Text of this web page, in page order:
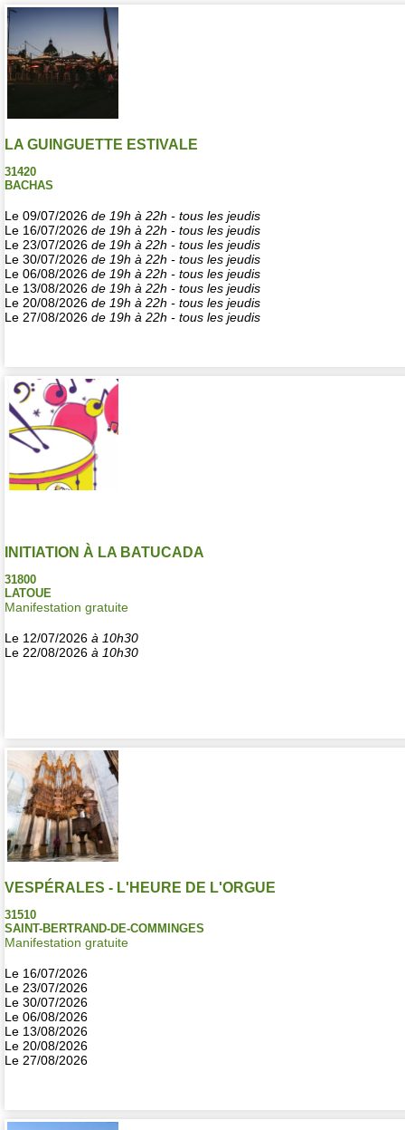
LA GUINGUETTE ESTIVALE
31420
BACHAS
Le 09/07/2026 de 19h à 22h - tous les jeudis
Le 16/07/2026 de 19h à 22h - tous les jeudis
Le 23/07/2026 de 19h à 22h - tous les jeudis
Le 30/07/2026 de 19h à 22h - tous les jeudis
Le 06/08/2026 de 19h à 22h - tous les jeudis
Le 13/08/2026 de 19h à 22h - tous les jeudis
Le 20/08/2026 de 19h à 22h - tous les jeudis
Le 27/08/2026 de 19h à 22h - tous les jeudis
INITIATION À LA BATUCADA
31800
LATOUE
Manifestation gratuite
Le 12/07/2026 à 10h30
Le 22/08/2026 à 10h30
VESPÉRALES - L'HEURE DE L'ORGUE
31510
SAINT-BERTRAND-DE-COMMINGES
Manifestation gratuite
Le 16/07/2026
Le 23/07/2026
Le 30/07/2026
Le 06/08/2026
Le 13/08/2026
Le 20/08/2026
Le 27/08/2026